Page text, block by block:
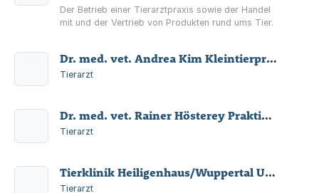
Der Betrieb einer Tierarztpraxis sowie der Handel
mit und der Vertrieb von Produkten rund ums Tier.
Dr. med. vet. Andrea Kim Kleintierpraxis
Tierarzt
Dr. med. vet. Rainer Hösterey Praktischer Tierarzt
Tierarzt
Tierklinik Heiligenhaus/Wuppertal UG (haftungsbeschränkt)
Tierarzt